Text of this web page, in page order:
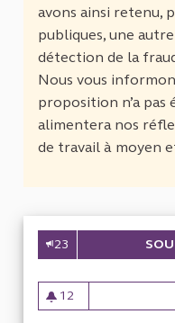
avons ainsi retenu,
publiques, une
détection de la
Nous vous
proposition n’a
alimentera nos
de travail à moyen
23
12
12 abonnés